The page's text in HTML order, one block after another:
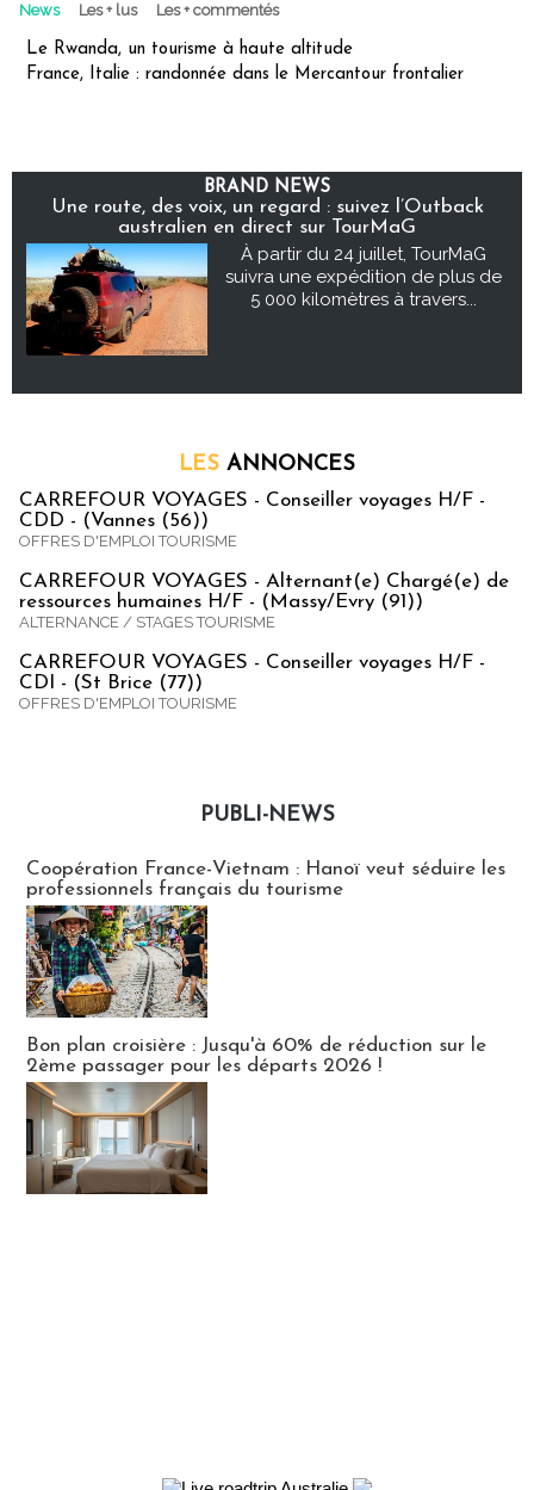
News Les + lus Les + commentés
Le Rwanda, un tourisme à haute altitude
France, Italie : randonnée dans le Mercantour frontalier
BRAND NEWS
Une route, des voix, un regard : suivez l’Outback
australien en direct sur TourMaG
À partir du 24 juillet, TourMaG
suivra une expédition de plus de
5 000 kilomètres à travers...
LES ANNONCES
CARREFOUR VOYAGES - Conseiller voyages H/F -
CDD - (Vannes (56))
OFFRES D'EMPLOI TOURISME
CARREFOUR VOYAGES - Alternant(e) Chargé(e) de
ressources humaines H/F - (Massy/Evry (91))
ALTERNANCE / STAGES TOURISME
CARREFOUR VOYAGES - Conseiller voyages H/F -
CDI - (St Brice (77))
OFFRES D'EMPLOI TOURISME
PUBLI-NEWS
Coopération France-Vietnam : Hanoï veut séduire les
professionnels français du tourisme
Bon plan croisière : Jusqu'à 60% de réduction sur le
2ème passager pour les départs 2026 !